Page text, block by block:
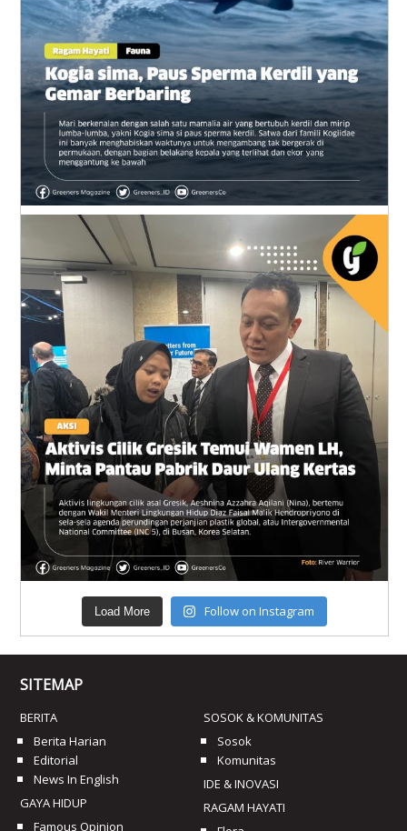
Load More Follow on Instagram
SITEMAP
BERITA
Berita Harian
Editorial
News In English
GAYA HIDUP
Famous Opinion
SOSOK & KOMUNITAS
Sosok
Komunitas
IDE & INOVASI
RAGAM HAYATI